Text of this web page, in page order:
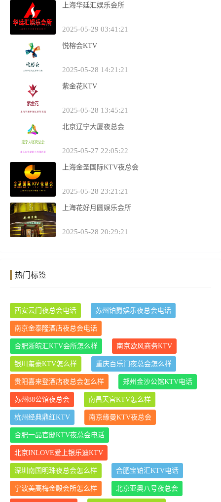
上海华廷汇娱乐会所
2025-05-29 03:41:21
悦榕会KTV
2025-05-28 14:21:21
紫金花KTV
2025-05-28 13:45:21
北京辽宁大厦夜总会
2025-05-27 22:05:22
上海金圣国际KTV夜总会
2025-05-28 23:21:21
上海花好月圆娱乐会所
2025-05-28 20:29:21
热门标签
西安云门夜总会电话 苏州铂爵娱乐夜总会电话
南京金泰隆酒店夜总会电话
合肥浙皖汇KTV会所怎么样 南京欧风商务KTV
银川玺豪KTV怎么样 重庆百乐门夜总会怎么样
贵阳喜来登酒店夜总会怎么样 郑州金沙公馆KTV电话
苏州88公馆夜总会 南昌天宫KTV怎么样
杭州经典鼎红KTV 南京缘曼KTV夜总会
合肥一品官邸KTV夜总会电话
北京INLOVE爱上银乐迪KTV
深圳南国明珠夜总会怎么样 合肥宝铂汇KTV电话
宁波美高梅金殿会所怎么样 北京亚奥八号夜总会